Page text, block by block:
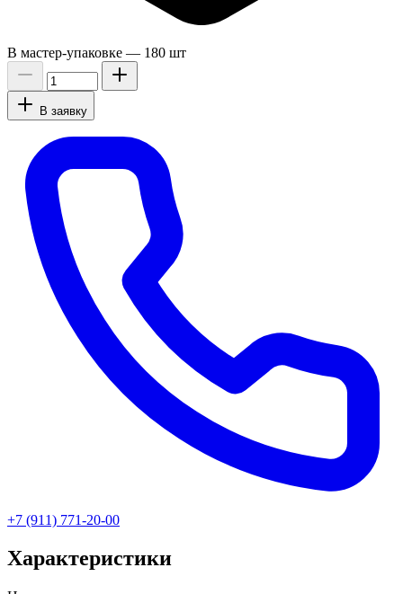
В мастер-упаковке — 180 шт
В заявку
+7 (911) 771-20-00
Характеристики